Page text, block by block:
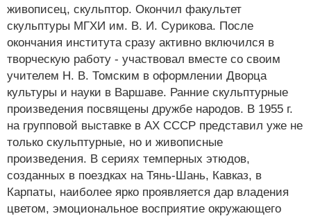
живописец, скульптор. Окончил факультет
скульптуры МГХИ им. В. И. Сурикова. После
окончания института сразу активно включился в
творческую работу - участвовал вместе со своим
учителем Н. В. Томским в оформлении Дворца
культуры и науки в Варшаве. Ранние скульптурные
произведения посвящены дружбе народов. В 1955 г.
на групповой выставке в АХ СССР представил уже не
только скульптурные, но и живописные
произведения. В сериях темперных этюдов,
созданных в поездках на Тянь-Шань, Кавказ, в
Карпаты, наиболее ярко проявляется дар владения
цветом, эмоциональное восприятие окружающего